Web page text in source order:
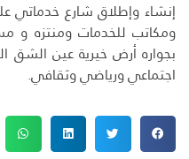
إنشاء وإطلاق شارع خدماتي
ومكاتب للخدمات ومنتزه و
بجواره أرض خيرية عين
اجتماعي ورياضي وثقافي.